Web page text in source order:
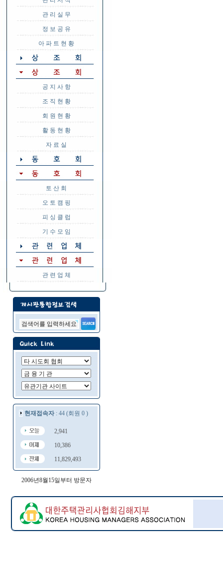
관 리 실 무
정 보 공 유
아 파 트 현 황
공 지 사 항
조 직 현 황
회 원 현 황
활 동 현 황
자 료 실
토 산 회
오 토 캠 핑
피 싱 클 럽
기 수 모 임
관 련 업 체
현재접속자: 44 (회원 0 )
2,941
10,386
11,829,493
2006년8월15일부터 방문자